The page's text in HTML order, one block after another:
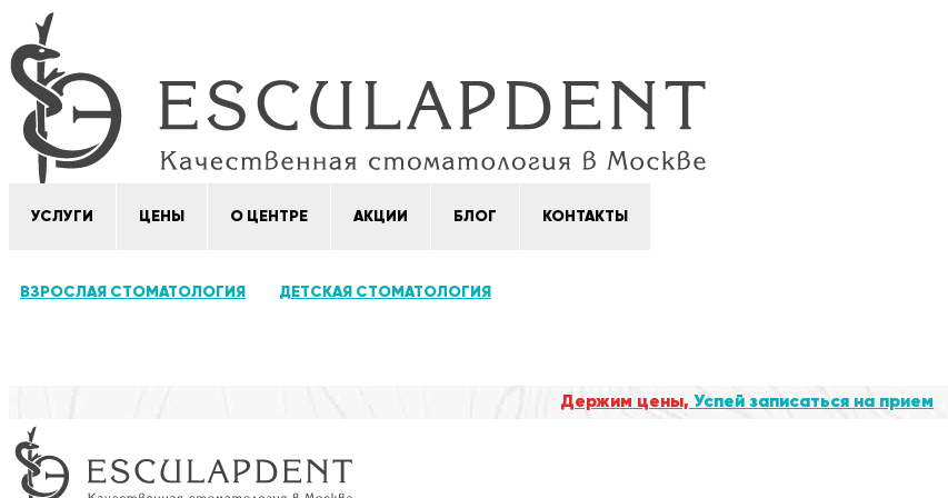
УСЛУГИ ЦЕНЫ О ЦЕНТРЕ АКЦИИ БЛОГ КОНТАКТЫ
ВЗРОСЛАЯ СТОМАТОЛОГИЯ ДЕТСКАЯ СТОМАТОЛОГИЯ
Держим цены, Успей записаться на прием